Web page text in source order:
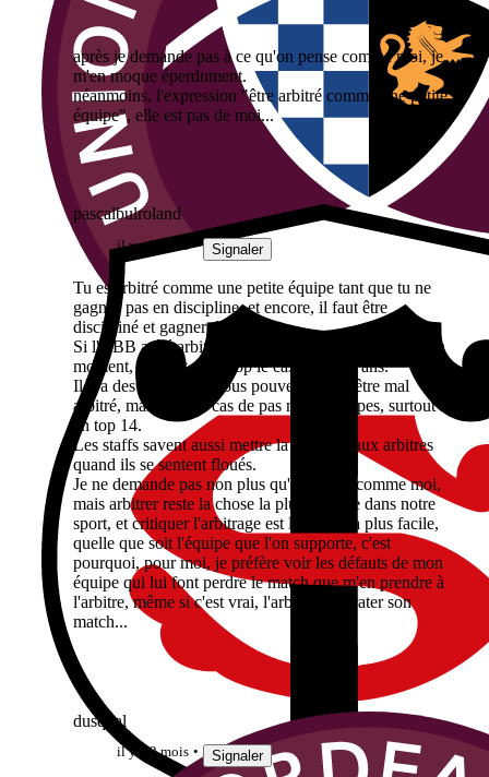
après je demande pas à ce qu'on pense comme moi, je
m'en moque éperdument.
néanmoins, l'expression "être arbitré comme une petite
équipe", elle est pas de moi...
pascalbulroland
il y a 2 mois Signaler
Tu es arbitré comme une petite équipe tant que tu ne
gagnes pas en discipline, et encore, il faut être
discipliné et gagner des matchs...
Si l'UBB a été arbitré comme une "petite équipe" à un
moment, ce n'est plus trop le cas depuis 3 ans.
Il y a des matchs où vous pouvez penser être mal
arbitré, mais c'est le cas de pas mal d'équipes, surtout
en top 14.
Les staffs savent aussi mettre la pression aux arbitres
quand ils se sentent floués.
Je ne demande pas non plus qu'on pense comme moi,
mais arbitrer reste la chose la plus difficile dans notre
sport, et critiquer l'arbitrage est la chose la plus facile,
quelle que soit l'équipe que l'on supporte, c'est
pourquoi, pour moi, je préfère voir les défauts de mon
équipe qui lui font perdre le match que m'en prendre à
l'arbitre, même si c'est vrai, l'arbitre peut rater son
match...
dusqual
il y a 2 mois Signaler